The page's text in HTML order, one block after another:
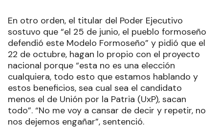
En otro orden, el titular del Poder Ejecutivo
sostuvo que “el 25 de junio, el pueblo formoseño
defendió este Modelo Formoseño” y pidió que el
22 de octubre, hagan lo propio con el proyecto
nacional porque “esta no es una elección
cualquiera, todo esto que estamos hablando y
estos beneficios, sea cual sea el candidato
menos el de Unión por la Patria (UxP), sacan
todo”. “No me voy a cansar de decir y repetir, no
nos dejemos engañar”, sentenció.